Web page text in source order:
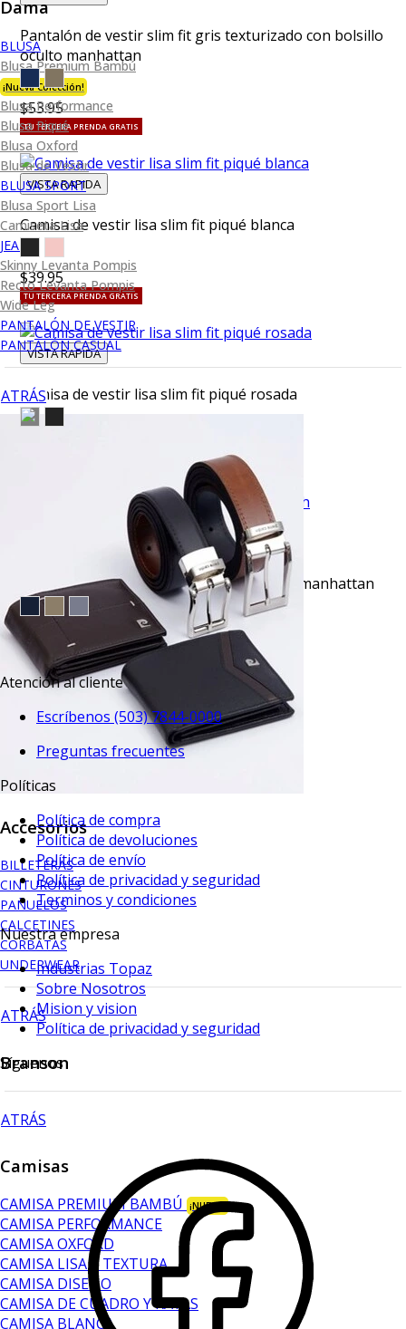
Dama
BLUSA
Blusa Premium Bambú
¡Nueva Colección!
Blusa Performance
Blusa Piqué
Blusa Oxford
Blusa de Vestir
BLUSA SPORT
Blusa Sport Lisa
Camiseta Lisa
JEANS
Skinny Levanta Pompis
Recto Levanta Pompis
Wide Leg
PANTALÓN DE VESTIR
PANTALÓN CASUAL
ATRÁS
Accesorios
BILLETERAS
CINTURONES
PAÑUELOS
CALCETINES
CORBATAS
UNDERWEAR
ATRÁS
Branson
ATRÁS
Camisas
CAMISA PREMIUM BAMBÚ ¡NUEVO!
CAMISA PERFORMANCE
CAMISA OXFORD
CAMISA LISA Y TEXTURA
CAMISA DISEÑO
CAMISA DE CUADRO Y RAYAS
CAMISA BLANCA
Pantalón de vestir slim fit gris texturizado con bolsillo
oculto manhattan
$53.95
TU TERCERA PRENDA GRATIS
VISTA RAPIDA
Camisa de vestir lisa slim fit piqué blanca
$39.95
TU TERCERA PRENDA GRATIS
VISTA RAPIDA
Camisa de vestir lisa slim fit piqué rosada
Pantalón casual slim fit negro luxe touch manhattan
$49.95
TU TERCERA PRENDA GRATIS
Atención al cliente
Escríbenos (503) 7844-0000
Preguntas frecuentes
Políticas
Política de compra
Política de devoluciones
Política de envío
Política de privacidad y seguridad
Terminos y condiciones
Nuestra empresa
Industrias Topaz
Sobre Nosotros
Mision y vision
Política de privacidad y seguridad
Síguenos